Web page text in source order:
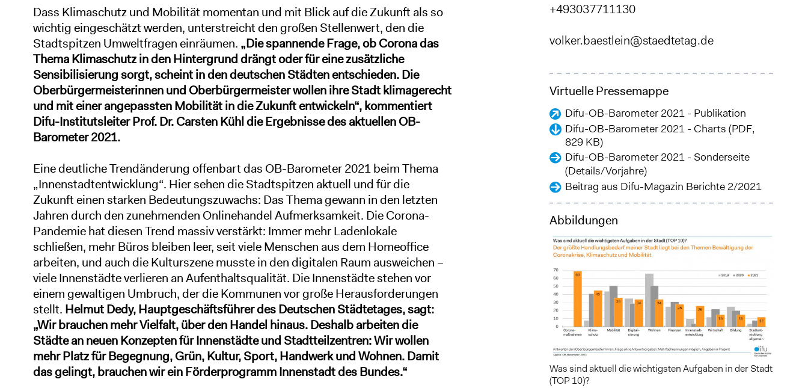
Dass Klimaschutz und Mobilität momentan und mit Blick auf die Zukunft als so
wichtig eingeschätzt werden, unterstreicht den großen Stellenwert, den die
Stadtspitzen Umweltfragen einräumen. „Die spannende Frage, ob Corona das
Thema Klimaschutz in den Hintergrund drängt oder für eine zusätzliche
Sensibilisierung sorgt, scheint in den deutschen Städten entschieden. Die
Oberbürgermeisterinnen und Oberbürgermeister wollen ihre Stadt klimagerecht
und mit einer angepassten Mobilität in die Zukunft entwickeln“, kommentiert
Difu-Institutsleiter Prof. Dr. Carsten Kühl die Ergebnisse des aktuellen OB-
Barometer 2021.
Eine deutliche Trendänderung offenbart das OB-Barometer 2021 beim Thema
„Innenstadtentwicklung“. Hier sehen die Stadtspitzen aktuell und für die
Zukunft einen starken Bedeutungszuwachs: Das Thema gewann in den letzten
Jahren durch den zunehmenden Onlinehandel Aufmerksamkeit. Die Corona-
Pandemie hat diesen Trend massiv verstärkt: Immer mehr Ladenlokale
schließen, mehr Büros bleiben leer, seit viele Menschen aus dem Homeoffice
arbeiten, und auch die Kulturszene musste in den digitalen Raum ausweichen –
viele Innenstädte verlieren an Aufenthaltsqualität. Die Innenstädte stehen vor
einem gewaltigen Umbruch, der die Kommunen vor große Herausforderungen
stellt. Helmut Dedy, Hauptgeschäftsführer des Deutschen Städtetages, sagt:
„Wir brauchen mehr Vielfalt, über den Handel hinaus. Deshalb arbeiten die
Städte an neuen Konzepten für Innenstädte und Stadtteilzentren: Wir wollen
mehr Platz für Begegnung, Grün, Kultur, Sport, Handwerk und Wohnen. Damit
das gelingt, brauchen wir ein Förderprogramm Innenstadt des Bundes.“
+493037711130
volker.baestlein@staedtetag.de
Virtuelle Pressemappe
Difu-OB-Barometer 2021 - Publikation
Difu-OB-Barometer 2021 - Charts (PDF,
829 KB)
Difu-OB-Barometer 2021 - Sonderseite
(Details/Vorjahre)
Beitrag aus Difu-Magazin Berichte 2/2021
Abbildungen
Was sind aktuell die wichtigsten Aufgaben in der Stadt
(TOP 10)?